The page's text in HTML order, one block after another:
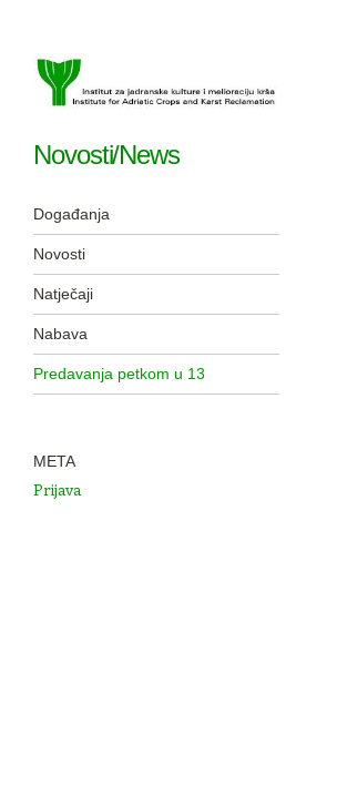
Novosti/News
Navigation
Skip to content
Događanja
Novosti
Natječaji
Nabava
Predavanja petkom u 13
META
Prijava